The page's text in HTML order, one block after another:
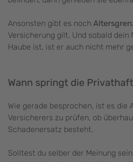
Ansonsten gibt es noch
Versicherung gilt. Und sobald
Haube ist, ist er auch nicht mehr
Wann springt die
Wie gerade besprochen, ist es die
Versicherers zu prüfen, ob
Schadenersatz besteht.
Solltest du selber der Meinung